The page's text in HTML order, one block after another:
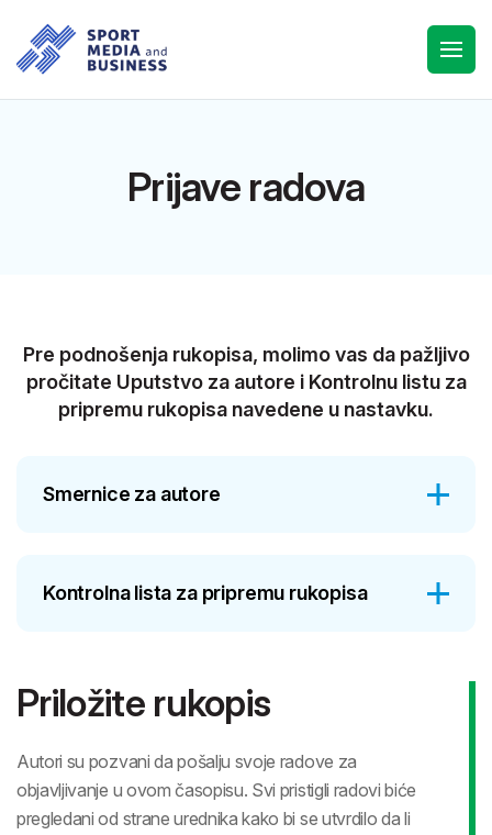
Prijave radova
Pre podnošenja rukopisa, molimo vas da pažljivo
pročitate Uputstvo za autore i Kontrolnu listu za
pripremu rukopisa navedene u nastavku.
Smernice za autore
Kontrolna lista za pripremu rukopisa
Priložite rukopis
Autori su pozvani da pošalju svoje radove za
objavljivanje u ovom časopisu. Svi pristigli radovi biće
pregledani od strane urednika kako bi se utvrdilo da li